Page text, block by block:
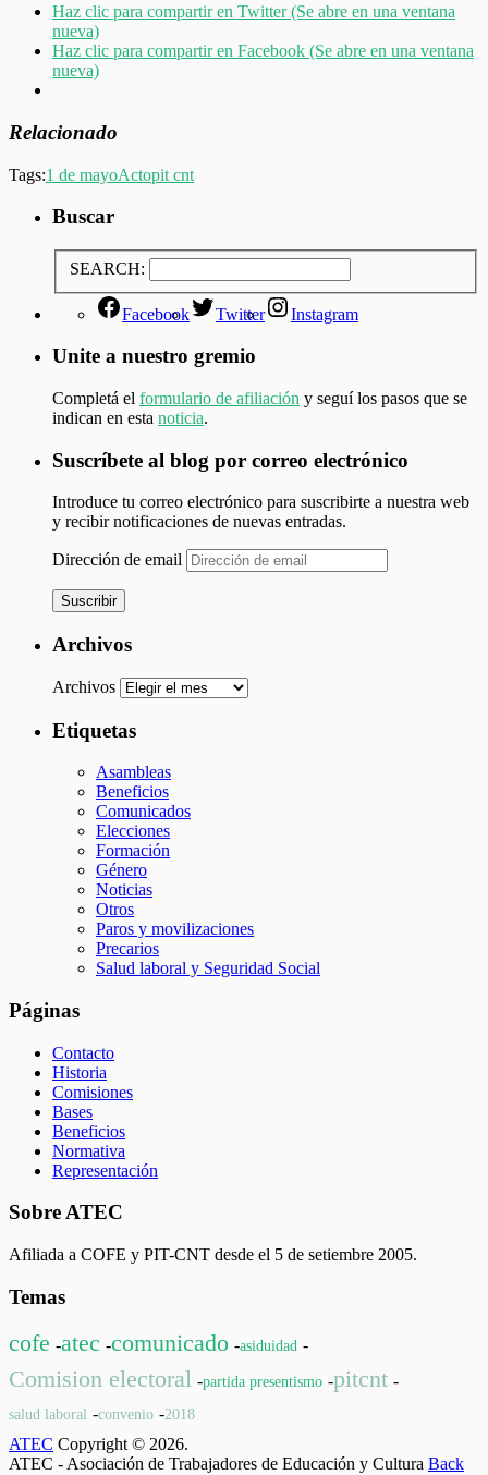
Haz clic para compartir en Twitter (Se abre en una ventana
nueva)
Haz clic para compartir en Facebook (Se abre en una ventana
nueva)
Relacionado
Tags:1 de mayoActopit cnt
Buscar
SEARCH:
Facebook Twitter Instagram
Unite a nuestro gremio
Completá el formulario de afiliación y seguí los pasos que se
indican en esta noticia.
Suscríbete al blog por correo electrónico
Introduce tu correo electrónico para suscribirte a nuestra web
y recibir notificaciones de nuevas entradas.
Dirección de email
Suscribir
Archivos
Archivos
Etiquetas
Asambleas
Beneficios
Comunicados
Elecciones
Formación
Género
Noticias
Otros
Paros y movilizaciones
Precarios
Salud laboral y Seguridad Social
Páginas
Contacto
Historia
Comisiones
Bases
Beneficios
Normativa
Representación
Sobre ATEC
Afiliada a COFE y PIT-CNT desde el 5 de setiembre 2005.
Temas
cofe -atec -comunicado -asiduidad -
Comision electoral -partida presentismo -pitcnt -
salud laboral -convenio -2018
ATEC Copyright © 2026.
ATEC - Asociación de Trabajadores de Educación y Cultura Back